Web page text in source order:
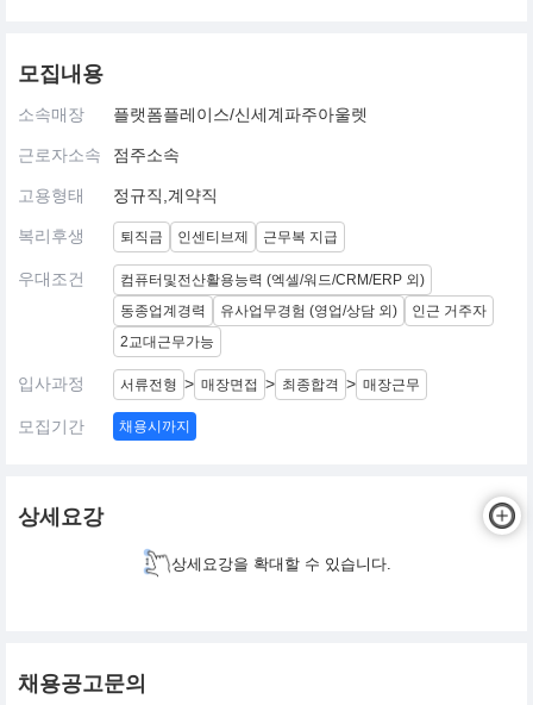
모집내용
소속매장 플랫폼플레이스/신세계파주아울렛
근로자소속 점주소속
고용형태 정규직,계약직
복리후생 퇴직금 인센티브제 근무복 지급
우대조건
컴퓨터및전산활용능력 (엑셀/워드/CRM/ERP 외)
동종업계경력
유사업무경험 (영업/상담 외)
인근 거주자
2교대근무가능
입사과정 서류전형 > 매장면접 > 최종합격 > 매장근무
모집기간 채용시까지
상세요강
상세요강을 확대할 수 있습니다.
채용공고문의